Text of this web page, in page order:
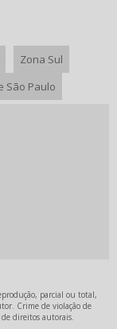
Zona Sul
São Paulo
parcial ou total,
Crime de violação de
direitos autorais.